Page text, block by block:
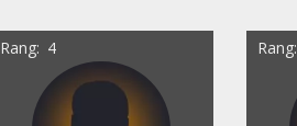
Rang 4 Rang